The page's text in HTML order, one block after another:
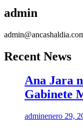
admin
Recent News
Ana Jara
Gabinete
adminenero 29,